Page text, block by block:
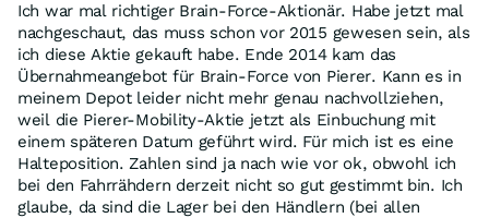
Ich war mal richtiger Brain-Force-Aktionär. Habe jetzt mal
nachgeschaut, das muss schon vor 2015 gewesen sein, als
ich diese Aktie gekauft habe. Ende 2014 kam das
Übernahmeangebot für Brain-Force von Pierer. Kann es in
meinem Depot leider nicht mehr genau nachvollziehen,
weil die Pierer-Mobility-Aktie jetzt als Einbuchung mit
einem späteren Datum geführt wird. Für mich ist es eine
Halteposition. Zahlen sind ja nach wie vor ok, obwohl ich
bei den Fahrrähdern derzeit nicht so gut gestimmt bin. Ich
glaube, da sind die Lager bei den Händlern (bei allen